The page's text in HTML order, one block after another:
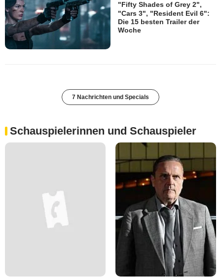
"Fifty Shades of Grey 2",
"Cars 3", "Resident Evil 6":
Die 15 besten Trailer der
Woche
7 Nachrichten und Specials
Schauspielerinnen und Schauspieler